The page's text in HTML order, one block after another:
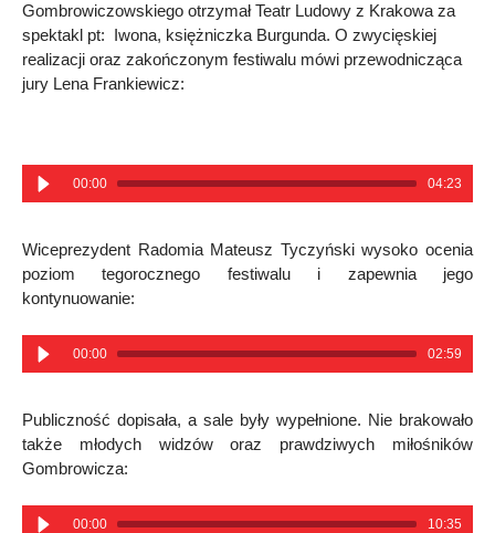
Gombrowiczowskiego otrzymał Teatr Ludowy z Krakowa za
spektakl pt: Iwona, księżniczka Burgunda. O zwycięskiej
realizacji oraz zakończonym festiwalu mówi przewodnicząca
jury Lena Frankiewicz:
00:00 04:23
Wiceprezydent Radomia Mateusz Tyczyński wysoko ocenia
poziom tegorocznego festiwalu i zapewnia jego
kontynuowanie:
00:00 02:59
Publiczność dopisała, a sale były wypełnione. Nie brakowało
także młodych widzów oraz prawdziwych miłośników
Gombrowicza:
00:00 10:35